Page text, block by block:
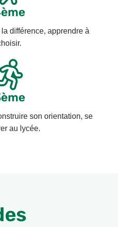
différence, apprendre à
son orientation, se
au lycée.